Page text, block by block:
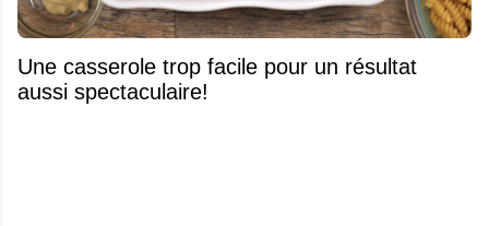
Une casserole trop facile pour un résultat
aussi spectaculaire!